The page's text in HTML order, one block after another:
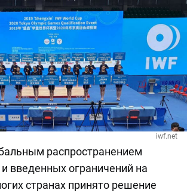
iwf.net
распространением
введенных ограничений на
странах принято решение